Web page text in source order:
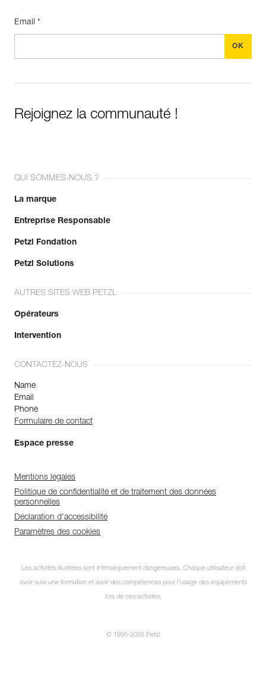
Email *
Rejoignez la communauté !
QUI SOMMES-NOUS ?
La marque
Entreprise Responsable
Petzl Fondation
Petzl Solutions
AUTRES SITES WEB PETZL
Opérateurs
Intervention
CONTACTEZ-NOUS
Name
Email
Phone
Formulaire de contact
Espace presse
Mentions légales
Politique de confidentialité et de traitement des données
personnelles
Déclaration d'accessibilité
Paramètres des cookies
Les activités illustrées sont intrinsèquement dangereuses. Chaque utilisateur doit
avoir suivi une formation et avoir des compétences pour l’usage des équipements
lors de ces activités.
© 1995-2026 Petzl